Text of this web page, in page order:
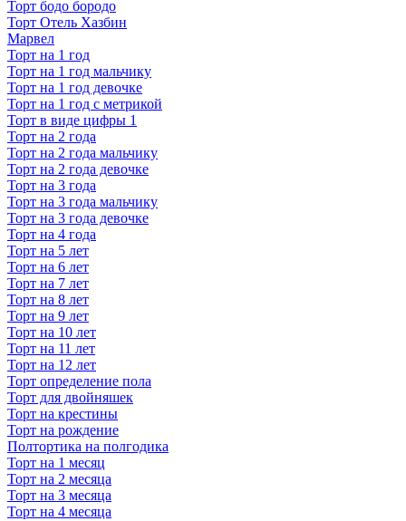
Торт бодо бородо
Торт Отель Хазбин
Марвел
Торт на 1 год
Торт на 1 год мальчику
Торт на 1 год девочке
Торт на 1 год с метрикой
Торт в виде цифры 1
Торт на 2 года
Торт на 2 года мальчику
Торт на 2 года девочке
Торт на 3 года
Торт на 3 года мальчику
Торт на 3 года девочке
Торт на 4 года
Торт на 5 лет
Торт на 6 лет
Торт на 7 лет
Торт на 8 лет
Торт на 9 лет
Торт на 10 лет
Торт на 11 лет
Торт на 12 лет
Торт определение пола
Торт для двойняшек
Торт на крестины
Торт на рождение
Полтортика на полгодика
Торт на 1 месяц
Торт на 2 месяца
Торт на 3 месяца
Торт на 4 месяца